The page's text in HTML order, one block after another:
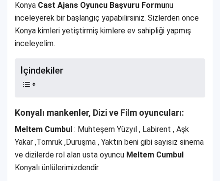
Konya Cast Ajans Oyuncu Başvuru Formunu
inceleyerek bir başlangıç yapabilirsiniz. Sizlerden önce
Konya kimleri yetiştirmiş kimlere ev sahipliği yapmış
inceleyelim.
İçindekiler
Konyalı mankenler, Dizi ve Film oyuncuları:
Meltem Cumbul : Muhteşem Yüzyıl , Labirent , Aşk
Yakar ,Tomruk ,Duruşma , Yaktın beni gibi sayısız sinema
ve dizilerde rol alan usta oyuncu Meltem Cumbul
Konyalı ünlülerimizdendir.